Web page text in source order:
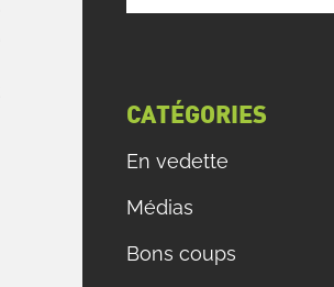
CATÉGORIES
En vedette
Médias
Bons coups